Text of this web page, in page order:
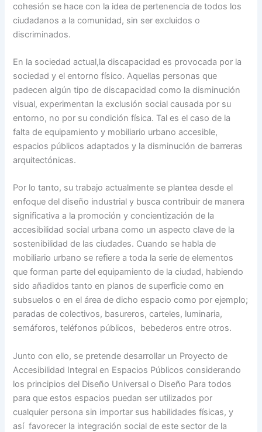
cohesión se hace con la idea de pertenencia de todos los
ciudadanos a la comunidad, sin ser excluidos o
discriminados.
En la sociedad actual,la discapacidad es provocada por la
sociedad y el entorno físico. Aquellas personas que
padecen algún tipo de discapacidad como la disminución
visual, experimentan la exclusión social causada por su
entorno, no por su condición física. Tal es el caso de la
falta de equipamiento y mobiliario urbano accesible,
espacios públicos adaptados y la disminución de barreras
arquitectónicas.
Por lo tanto, su trabajo actualmente se plantea desde el
enfoque del diseño industrial y busca contribuir de manera
significativa a la promoción y concientización de la
accesibilidad social urbana como un aspecto clave de la
sostenibilidad de las ciudades. Cuando se habla de
mobiliario urbano se refiere a toda la serie de elementos
que forman parte del equipamiento de la ciudad, habiendo
sido añadidos tanto en planos de superficie como en
subsuelos o en el área de dicho espacio como por ejemplo;
paradas de colectivos, basureros, carteles, luminaria,
semáforos, teléfonos públicos, bebederos entre otros.
Junto con ello, se pretende desarrollar un Proyecto de
Accesibilidad Integral en Espacios Públicos considerando
los principios del Diseño Universal o Diseño Para todos
para que estos espacios puedan ser utilizados por
cualquier persona sin importar sus habilidades físicas, y
así favorecer la integración social de este sector de la